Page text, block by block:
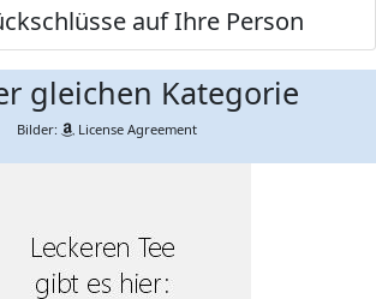
auf Ihre Person
gleichen Kategorie
Bilder: License Agreement